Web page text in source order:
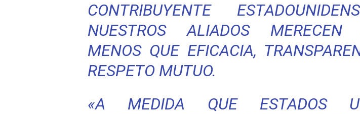
CONTRIBUYENTE
NUESTROS ALIADOS MERECEN
MENOS QUE EFICACIA,
RESPETO MUTUO.
«A MEDIDA QUE ESTADOS